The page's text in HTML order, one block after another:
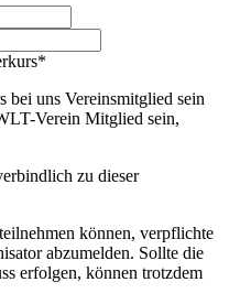
bei uns Vereinsmitglied sein
Verein Mitglied sein,
zu dieser
können, verpflichte
abzumelden. Sollte die
erfolgen, können trotzdem